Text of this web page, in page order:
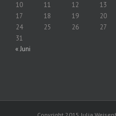
10
11 12 13
17
18 19 20
24
25 26 27
31
« Juni